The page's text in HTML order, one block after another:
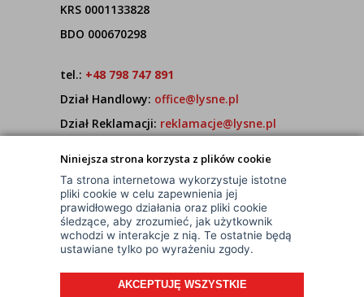
Niniejsza strona korzysta z plików cookie
Ta strona internetowa wykorzystuje istotne
pliki cookie w celu zapewnienia jej
prawidłowego działania oraz pliki cookie
śledzące, aby zrozumieć, jak użytkownik
wchodzi w interakcje z nią. Te ostatnie będą
ustawiane tylko po wyrażeniu zgody.
AKCEPTUJĘ WSZYSTKIE
KRS 0001133828
BDO 000670298
tel.: +48 798 747 891
Dział Handlowy: office@lysne.pl
Dział Reklamacji: reklamacje@lysne.pl
7:00 - 15:00
© Wszelkie Prawa Zastrzeżone